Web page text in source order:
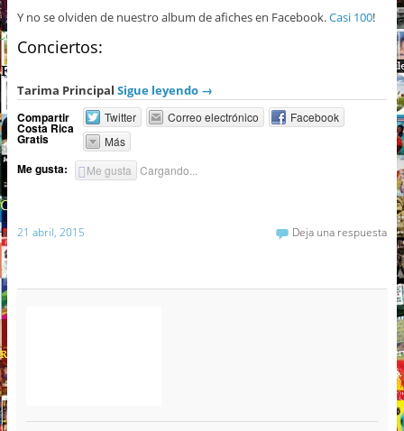
Y no se olviden de nuestro album de afiches en Facebook.Casi 100!
Conciertos:
Tarima Principal Sigue leyendo →
Compartir
Costa Rica
Gratis
Twitter Correo electrónico
Facebook
Más
Me gusta: Me gusta Cargando...
21 abril, 2015 Deja una respuesta